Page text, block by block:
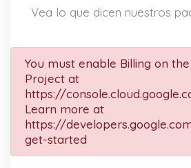
Vea lo que dicen nuestros
You must enable Billing on
Project at
https://
Learn more at
https://
get-started